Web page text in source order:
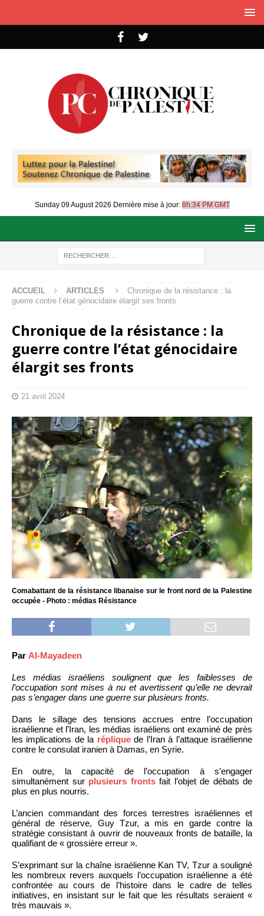
Sunday 09 August 2026 Dernière mise à jour: 8h:34 PM GMT
ACCUEIL ARTICLES
Chronique de la résistance : la
guerre contre l’état génocidaire élargit ses fronts
Chronique de la résistance : la
guerre contre l’état génocidaire
élargit ses fronts
21 avril 2024
Comabattant de la résistance libanaise sur le front nord de la Palestine
occupée - Photo : médias Résistance
Par Al-Mayadeen
Les médias israéliens soulignent que les faiblesses de
l’occupation sont mises à nu et avertissent qu’elle ne devrait
pas s’engager dans une guerre sur plusieurs fronts.
Dans le sillage des tensions accrues entre l’occupation
israélienne et l’Iran, les médias israéliens ont examiné de près
les implications de la répliquede l’Iran à l’attaque israélienne
contre le consulat iranien à Damas, en Syrie.
En outre, la capacité de l’occupation à s’engager
simultanément sur plusieurs frontsfait l’objet de débats de
plus en plus nourris.
L’ancien commandant des forces terrestres israéliennes et
général de réserve, Guy Tzur, a mis en garde contre la
stratégie consistant à ouvrir de nouveaux fronts de bataille, la
qualifiant de « grossière erreur ».
S’exprimant sur la chaîne israélienne Kan TV, Tzur a souligné
les nombreux revers auxquels l’occupation israélienne a été
confrontée au cours de l’histoire dans le cadre de telles
initiatives, en insistant sur le fait que les résultats seraient «
très mauvais ».